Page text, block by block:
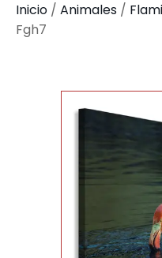
Inicio / Animales /
Fgh7